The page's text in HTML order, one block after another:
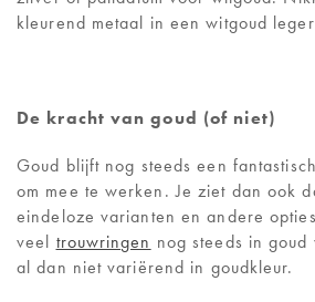
kleurend metaal in een witgoud
De kracht van goud (of niet)
Goud blijft nog steeds een
om mee te werken. Je ziet dan ook
eindeloze varianten en andere
veel trouwringen nog steeds in
al dan niet variërend in goudkleur.